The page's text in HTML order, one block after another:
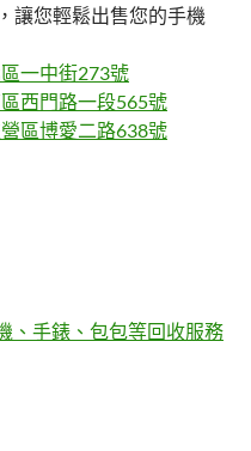
讓您輕鬆出售您的手機
一中街273號
西門路一段565號
區博愛二路638號
、手錶、包包等回收服務